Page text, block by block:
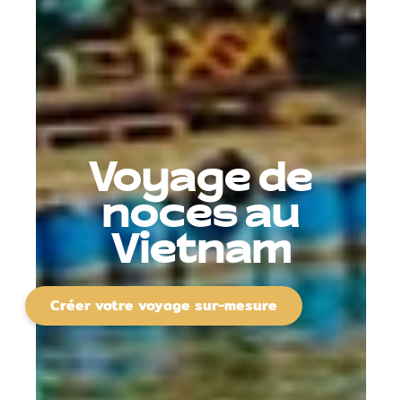
Voyage de
noces au
Vietnam
Créer votre voyage sur-mesure